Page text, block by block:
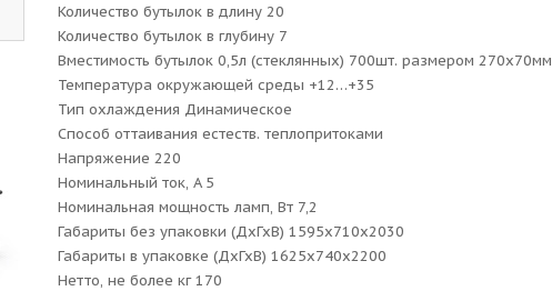
Количество бутылок в длину 20
Количество бутылок в глубину 7
Вместимость бутылок 0,5л (стеклянных) 700шт. размером 270х70мм
Температура окружающей среды +12…+35
Тип охлаждения Динамическое
Способ оттаивания естеств. теплопритоками
Напряжение 220
Номинальный ток, A 5
Номинальная мощность ламп, Вт 7,2
Габариты без упаковки (ДхГхВ) 1595х710х2030
Габариты в упаковке (ДхГхВ) 1625х740х2200
Нетто, не более кг 170